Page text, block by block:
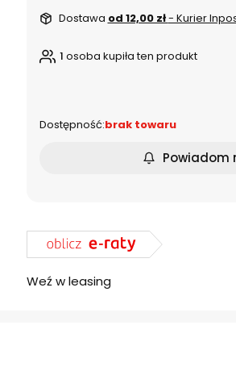
Dostawa od 12,00 zł- Kurier
1 osoba kupiła ten produkt
Dostępność:brak towaru
Powiadom
Weź w leasing